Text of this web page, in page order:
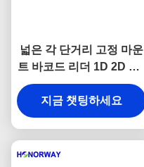
넓은 각 단거리 고정 마운
트 바코드 리더 1D 2D QR
자율 서비스 키오스크
지금 챗팅하세요